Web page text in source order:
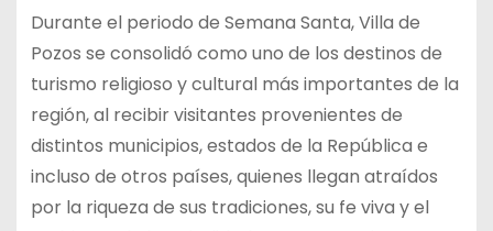
Durante el periodo de Semana Santa, Villa de
Pozos se consolidó como uno de los destinos de
turismo religioso y cultural más importantes de la
región, al recibir visitantes provenientes de
distintos municipios, estados de la República e
incluso de otros países, quienes llegan atraídos
por la riqueza de sus tradiciones, su fe viva y el